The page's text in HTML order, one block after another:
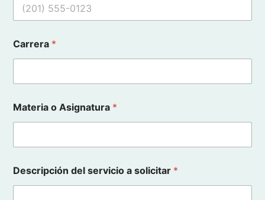
Carrera *
Materia o Asignatura *
Descripción del servicio a solicitar *